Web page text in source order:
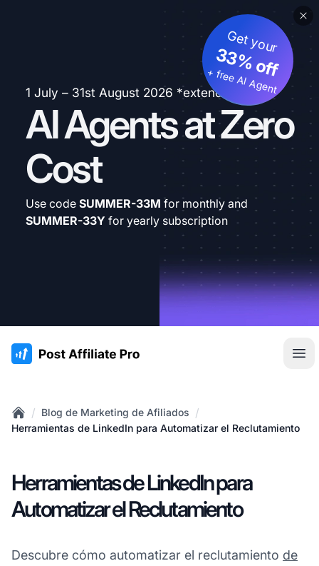
1 July – 31st August 2026 *extended
AI Agents at Zero
Cost
Get your
33% off
+ free AI Agent
Use code SUMMER-33M for monthly and
SUMMER-33Y for yearly subscription
:site.title
Home
/ Blog de Marketing de Afiliados /
Herramientas de LinkedIn para Automatizar el Reclutamiento
Herramientas de LinkedIn para
Automatizar el Reclutamiento
Descubre cómo automatizar el reclutamiento de